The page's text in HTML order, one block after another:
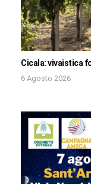
Cicala: vivaistica
6 Agosto 2026